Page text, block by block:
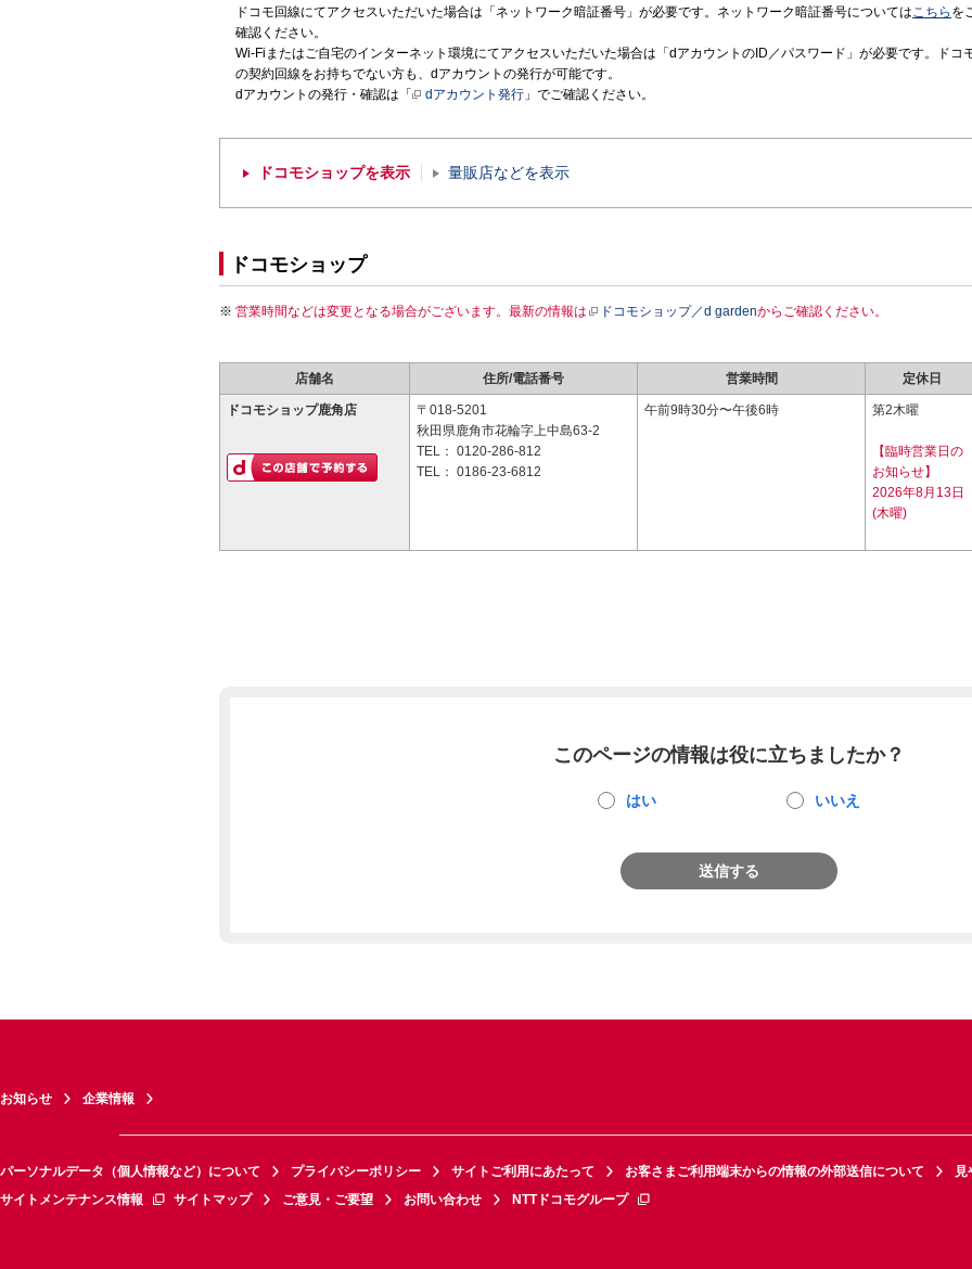
ドコモ回線にてアクセスいただいた場合は「ネットワーク暗証番号」が必要です。ネットワーク暗証番号についてはこちら を
確認ください。
Wi-Fiまたはご自宅のインターネット環境にてアクセスいただいた場合は「dアカウントのID／パスワード」が必要です。ドコ
の契約回線をお持ちでない方も、dアカウントの発行が可能です。
dアカウントの発行・確認は「
dアカウント発行 」でご確認ください。
ドコモショップを表示 量販店などを表示
ドコモショップ
営業時間などは変更となる場合がございます。最新の情報は ドコモショップ／d gardenからご確認ください。
店舗名 住所/電話番号 営業時間 定休日
ドコモショップ鹿角店
〒018-5201
秋田県鹿角市花輪字上中島63-2
TEL： 0120-286-812
TEL： 0186-23-6812
午前9時30分〜午後6時 第2木曜
【臨時営業日の
お知らせ】
2026年8月13日
(木曜)
このページの情報は役に立ちましたか？
はい いいえ
送信する
お知らせ 企業情報
パーソナルデータ（個人情報など）について プライバシーポリシー サイトご利用にあたって お客さまご利用端末からの情報の外部送信について
見
サイトメンテナンス情報
サイトマップ ご意見・ご要望 お問い合わせ NTTドコモグループ